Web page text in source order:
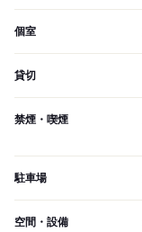
個室
貸切
禁煙・喫煙
駐車場
空間・設備